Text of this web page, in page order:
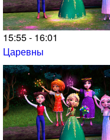
15:55 - 16:01
Царевны